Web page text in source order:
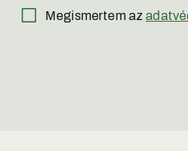
Megismertem az